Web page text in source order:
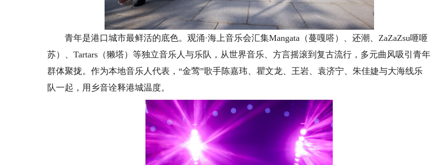
青年是港口城市最鲜活的底色。观涌·海上音乐会汇集Mangata（蔓嘎嗒）、还潮、ZaZaZsu咂咂
苏）、Tartars（獭塔）等独立音乐人与乐队，从世界音乐、方言摇滚到复古流行，多元曲风吸引青年
群体聚拢。作为本地音乐人代表，“金莺”歌手陈嘉玮、瞿文龙、王岩、袁济宁、朱佳婕与大海线乐
队一起，用乡音诠释港城温度。